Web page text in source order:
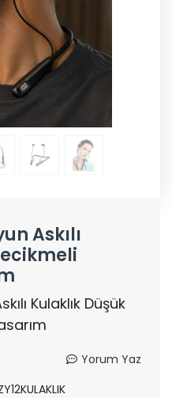
Askılı
Kulaklık Düşük
Yorum Yaz